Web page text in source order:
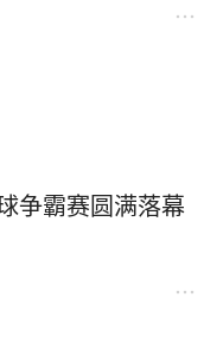
争霸赛圆满落幕